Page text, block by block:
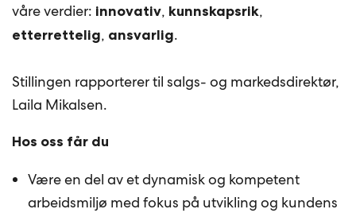
våre verdier: innovativ, kunnskapsrik,
etterrettelig, ansvarlig.
Stillingen rapporterer til salgs- og markedsdirektør,
Laila Mikalsen.
Hos oss får du
Være en del av et dynamisk og kompetent
arbeidsmiljø med fokus på utvikling og kundens